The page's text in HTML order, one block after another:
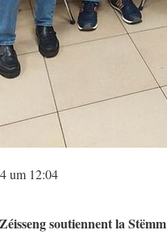
um 12:04
soutiennent la Stëmm